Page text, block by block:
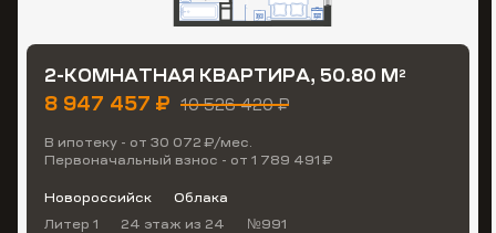
2-КОМНАТНАЯ КВАРТИРА, 50.80 М2
8 947 457 ₽ 10 526 420 ₽
В ипотеку - от 30 072 ₽/мес.
Первоначальный взнос - от 1 789 491 ₽
Новороссийск
Облака
Литер 1
24 этаж из 24 №991